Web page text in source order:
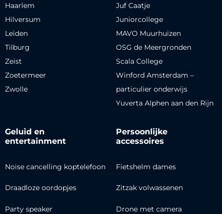
Haarlem
Hilversum
Leiden
Tilburg
Zeist
Zoetermeer
Zwolle
Juf Caatje
Juniorcollege
MAVO Muurhuizen
OSG de Meergronden
Scala College
Winford Amsterdam –
particulier onderwijs
Yuverta Alphen aan den Rijn
Geluid en
entertainment
Noise cancelling koptelefoon
Draadloze oordopjes
Party speaker
Persoonlijke
accessoires
Fietshelm dames
Zitzak volwassenen
Drone met camera